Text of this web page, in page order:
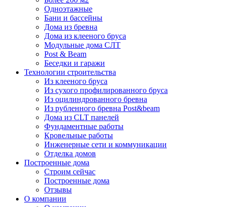
Одноэтажные
Бани и бассейны
Дома из бревна
Дома из клееного бруса
Модульные дома СЛТ
Post & Beam
Беседки и гаражи
Технологии строительства
Из клееного бруса
Из сухого профилированного бруса
Из оцилиндрованного бревна
Из рубленного бревна Post&beam
Дома из CLT панелей
Фундаментные работы
Кровельные работы
Инженерные сети и коммуникации
Отделка домов
Построенные дома
Строим сейчас
Построенные дома
Отзывы
О компании